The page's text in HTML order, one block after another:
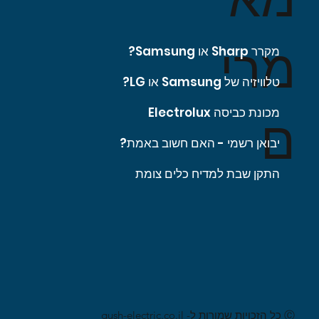
Ⓒ כל הזכויות שמורות ל- gush-electric.co.il
מרי
ם
מקרר Sharp או Samsung?
טלוויזיה של Samsung או LG?
מכונת כביסה Electrolux
יבואן רשמי - האם חשוב באמת?
התקן שבת למדיח כלים צומת